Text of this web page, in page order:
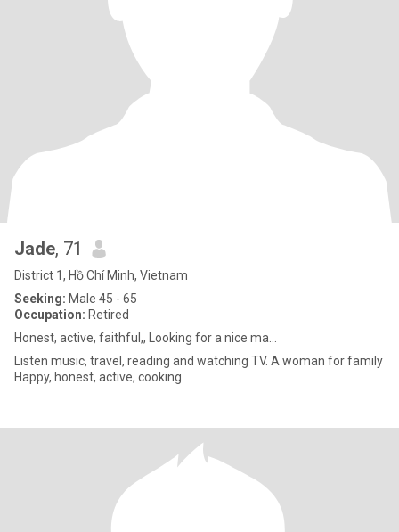
Jade, 71
District 1, Hồ Chí Minh, Vietnam
Seeking: Male 45 - 65
Occupation: Retired
Honest, active, faithful,, Looking for a nice ma...
Listen music, travel, reading and watching TV. A woman for family
Happy, honest, active, cooking